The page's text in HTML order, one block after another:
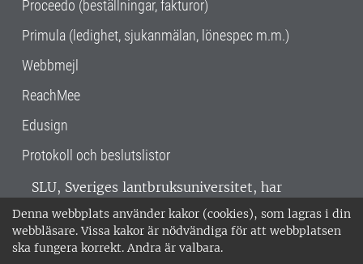
Denna webbplats använder kakor (cookies), som lagras i din
webbläsare. Vissa kakor är nödvändiga för att webbplatsen
ska fungera korrekt. Andra är valbara.
Proceedo (beställningar, fakturor)
Primula (ledighet, sjukanmälan, lönespec m.m.)
Webbmejl
ReachMee
Edusign
Protokoll och beslutslistor
SLU, Sveriges lantbruksuniversitet, har
verksamhet över hela Sverige. Huvudorter är
Alnarp, Uppsala och Umeå.SLU är
miljöcertifierat enligt ISO 14001. •